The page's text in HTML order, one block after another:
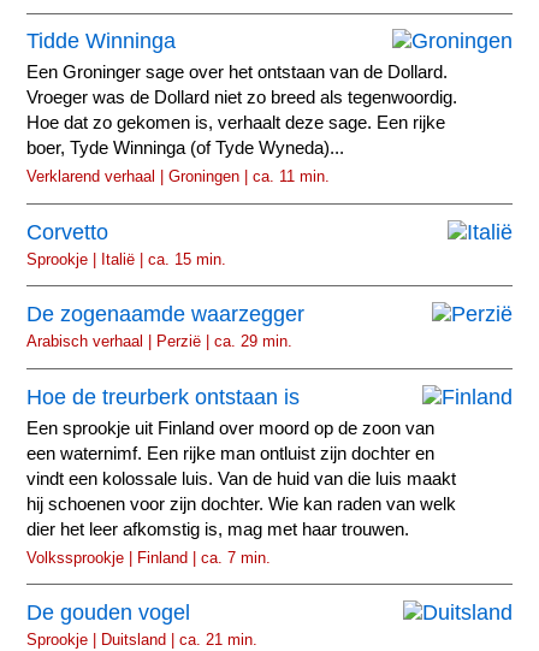
Tidde Winninga
Een Groninger sage over het ontstaan van de Dollard.
Vroeger was de Dollard niet zo breed als tegenwoordig.
Hoe dat zo gekomen is, verhaalt deze sage. Een rijke
boer, Tyde Winninga (of Tyde Wyneda)...
Verklarend verhaal | Groningen | ca. 11 min.
Corvetto
Sprookje | Italië | ca. 15 min.
De zogenaamde waarzegger
Arabisch verhaal | Perzië | ca. 29 min.
Hoe de treurberk ontstaan is
Een sprookje uit Finland over moord op de zoon van
een waternimf. Een rijke man ontluist zijn dochter en
vindt een kolossale luis. Van de huid van die luis maakt
hij schoenen voor zijn dochter. Wie kan raden van welk
dier het leer afkomstig is, mag met haar trouwen.
Volkssprookje | Finland | ca. 7 min.
De gouden vogel
Sprookje | Duitsland | ca. 21 min.